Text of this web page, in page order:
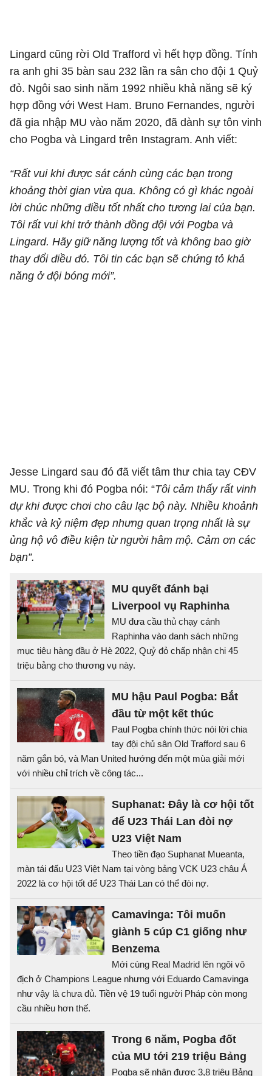
Lingard cũng rời Old Trafford vì hết hợp đồng. Tính
ra anh ghi 35 bàn sau 232 lần ra sân cho đội 1 Quỷ
đỏ. Ngôi sao sinh năm 1992 nhiều khả năng sẽ ký
hợp đồng với West Ham. Bruno Fernandes, người
đã gia nhập MU vào năm 2020, đã dành sự tôn vinh
cho Pogba và Lingard trên Instagram. Anh viết:
“Rất vui khi được sát cánh cùng các bạn trong
khoảng thời gian vừa qua. Không có gì khác ngoài
lời chúc những điều tốt nhất cho tương lai của bạn.
Tôi rất vui khi trở thành đồng đội với Pogba và
Lingard. Hãy giữ năng lượng tốt và không bao giờ
thay đổi điều đó. Tôi tin các bạn sẽ chứng tỏ khả
năng ở đội bóng mới”.
Jesse Lingard sau đó đã viết tâm thư chia tay CĐV
MU. Trong khi đó Pogba nói: “Tôi cảm thấy rất vinh
dự khi được chơi cho câu lạc bộ này. Nhiều khoảnh
khắc và kỷ niệm đẹp nhưng quan trọng nhất là sự
ủng hộ vô điều kiện từ người hâm mộ. Cảm ơn các
bạn”.
MU quyết đánh bại
Liverpool vụ Raphinha
MU đưa cầu thủ chạy cánh
Raphinha vào danh sách những
mục tiêu hàng đầu ở Hè 2022, Quỷ đỏ chấp nhận chi 45
triệu bảng cho thương vụ này.
MU hậu Paul Pogba: Bắt
đầu từ một kết thúc
Paul Pogba chính thức nói lời chia
tay đội chủ sân Old Trafford sau 6
năm gắn bó, và Man United hướng đến một mùa giải mới
với nhiều chỉ trích về công tác...
Suphanat: Đây là cơ hội tốt
để U23 Thái Lan đòi nợ
U23 Việt Nam
Theo tiền đạo Suphanat Mueanta,
màn tái đấu U23 Việt Nam tại vòng bảng VCK U23 châu Á
2022 là cơ hội tốt để U23 Thái Lan có thể đòi nợ.
Camavinga: Tôi muốn
giành 5 cúp C1 giống như
Benzema
Mới cùng Real Madrid lên ngôi vô
địch ở Champions League nhưng với Eduardo Camavinga
như vậy là chưa đủ. Tiền vệ 19 tuổi người Pháp còn mong
cầu nhiều hơn thế.
Trong 6 năm, Pogba đốt
của MU tới 219 triệu Bảng
Pogba sẽ nhận được 3,8 triệu Bảng